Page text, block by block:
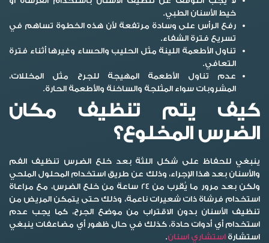
خيط الأسنان الطبي.
رفع الرأس على وسادة مرتفعة لأن هذه الخطوة تساهم في
تسريع فترة الشفاء.
تناول الأطعمة اللينة مثل الحليب والحساء وغيرها أثناء فترة
التعافي.
عدم تناول الأطعمة المهيجة للجرح مثل المخللات،
المشروبات سواء المثلجة والساخنة والأطعمة الحارة.
كيف يتم تنظيف مكان
الضرس المخلوع؟
ينبغي للحفاظ على شكل اللثة بعد خلع الضرس تنظيف الفم
والأسنان بعد هذا الإجراء، وذلك عن طريق استخدام المحلول الملحي
ولكن بعد مرور ما يُقرب من 24 ساعة من خلع الضرس، مع مراعاة
استخدام فرشاة ذات شعيرات ناعمة، وذلك حتى يتمكن المريض من
تنظيف الأسنان بدون الاقتراب من موضع الجرح، كما يجب عدم
استخدام أي أدوات حادة، كذلك في حال ظهور أي مضاعفات ينبغي
استشارة استشاري اسنان.